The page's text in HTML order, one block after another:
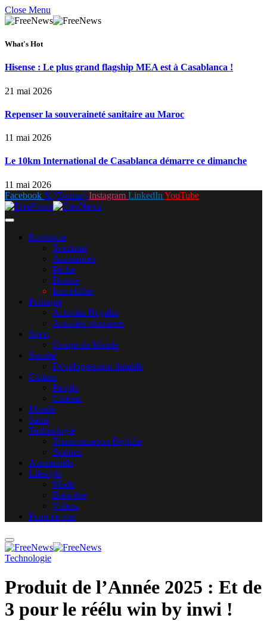
Close Menu
What's Hot
Hisense : Le plus grand flagship MEA est à Casablanca !
21 mai 2026
Repenser la souveraineté sanitaire au Maroc
11 mai 2026
Le 10km International de Casablanca démarre ce dimanche
11 mai 2026
Facebook X (Twitter) Instagram LinkedIn YouTube
Economie
Tourisme
Assurances
Pêche
Bourse
Immobilier
Politique
Activités Royales
Activités princières
Sport
Coupe du Monde
Société
Développement durable
Culture
People
Cinéma
Monde
Santé
Technologie
Transformation Digitale
Science
Automobile
Lifestyle
Mode
Bien-être
Videos
Point de vue
Technologie
Produit de l’Année 2025 : Et de
3 pour le réélu win by inwi !